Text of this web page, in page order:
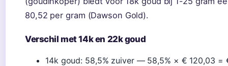
80,52 per gram (Dawson Gold).
Verschil met 14k en 22k goud
14k goud: 58,5% zuiver — 58,5% × € 120,03 =